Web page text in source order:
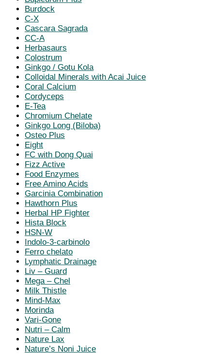
Burdock
C-X
Cascara Sagrada
CC-A
Herbasaurs
Colostrum
Ginkgo / Gotu Kola
Colloidal Minerals with Acai Juice
Coral Calcium
Cordyceps
E-Tea
Chromium Chelate
Ginkgo Long (Biloba)
Osteo Plus
Eight
FC with Dong Quai
Fizz Active
Food Enzymes
Free Amino Acids
Garcinia Combination
Hawthorn Plus
Herbal HP Fighter
Hista Block
HSN-W
Indolo-3-carbinolo
Ferro chelato
Lymphatic Drainage
Liv – Guard
Mega – Chel
Milk Thistle
Mind-Max
Morinda
Vari-Gone
Nutri – Calm
Nature Lax
Nature’s Noni Juice